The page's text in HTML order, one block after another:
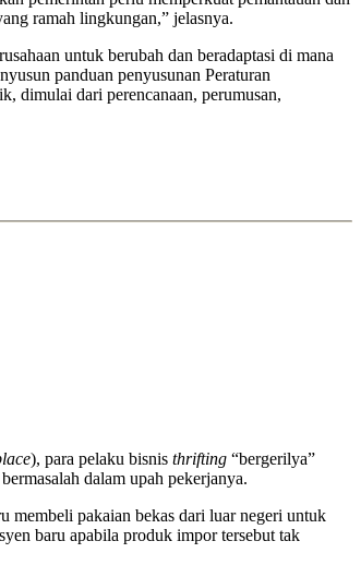
ramah lingkungan,” jelasnya.
untuk berubah dan beradaptasi di mana
panduan penyusunan Peraturan
dimulai dari perencanaan, perumusan,
), para pelaku bisnis thrifting “bergerilya”
dalam upah pekerjanya.
membeli pakaian bekas dari luar negeri untuk
baru apabila produk impor tersebut tak